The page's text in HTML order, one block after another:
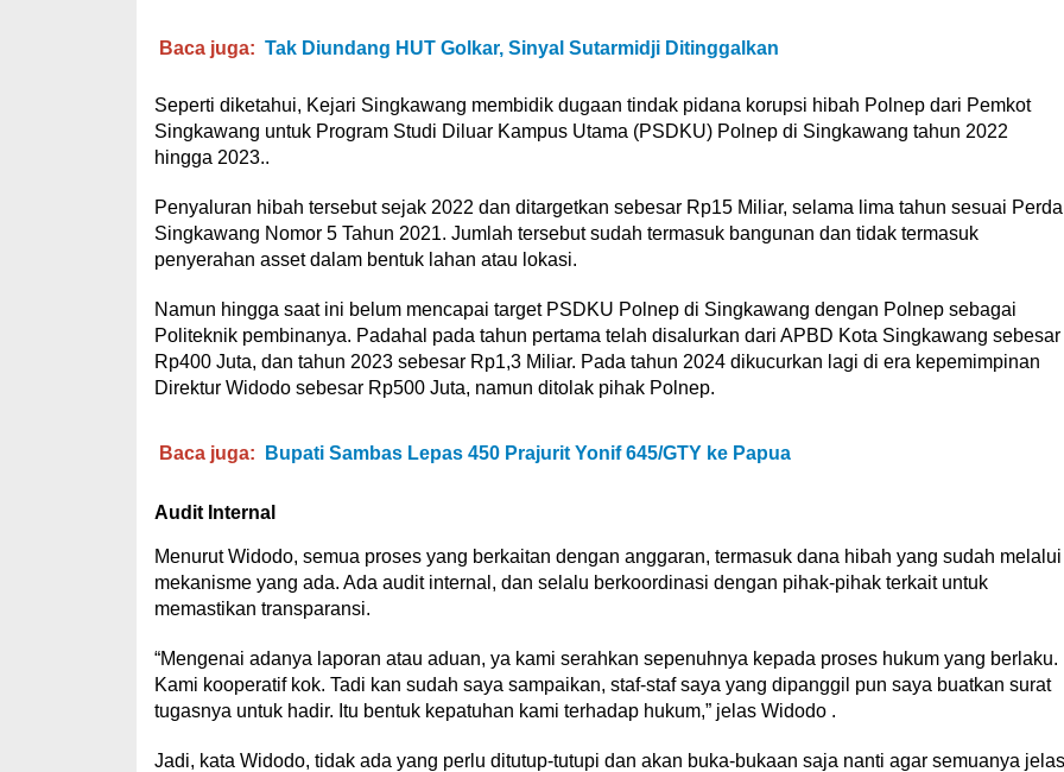
Baca juga: Tak Diundang HUT Golkar, Sinyal Sutarmidji Ditinggalkan
Seperti diketahui, Kejari Singkawang membidik dugaan tindak pidana korupsi hibah Polnep dari Pemkot
Singkawang untuk Program Studi Diluar Kampus Utama (PSDKU) Polnep di Singkawang tahun 2022
hingga 2023..
Penyaluran hibah tersebut sejak 2022 dan ditargetkan sebesar Rp15 Miliar, selama lima tahun sesuai Perda
Singkawang Nomor 5 Tahun 2021. Jumlah tersebut sudah termasuk bangunan dan tidak termasuk
penyerahan asset dalam bentuk lahan atau lokasi.
Namun hingga saat ini belum mencapai target PSDKU Polnep di Singkawang dengan Polnep sebagai
Politeknik pembinanya. Padahal pada tahun pertama telah disalurkan dari APBD Kota Singkawang sebesar
Rp400 Juta, dan tahun 2023 sebesar Rp1,3 Miliar. Pada tahun 2024 dikucurkan lagi di era kepemimpinan
Direktur Widodo sebesar Rp500 Juta, namun ditolak pihak Polnep.
Baca juga: Bupati Sambas Lepas 450 Prajurit Yonif 645/GTY ke Papua
Audit Internal
Menurut Widodo, semua proses yang berkaitan dengan anggaran, termasuk dana hibah yang sudah melalui
mekanisme yang ada. Ada audit internal, dan selalu berkoordinasi dengan pihak-pihak terkait untuk
memastikan transparansi.
“Mengenai adanya laporan atau aduan, ya kami serahkan sepenuhnya kepada proses hukum yang berlaku.
Kami kooperatif kok. Tadi kan sudah saya sampaikan, staf-staf saya yang dipanggil pun saya buatkan surat
tugasnya untuk hadir. Itu bentuk kepatuhan kami terhadap hukum,” jelas Widodo .
Jadi, kata Widodo, tidak ada yang perlu ditutup-tutupi dan akan buka-bukaan saja nanti agar semuanya jelas